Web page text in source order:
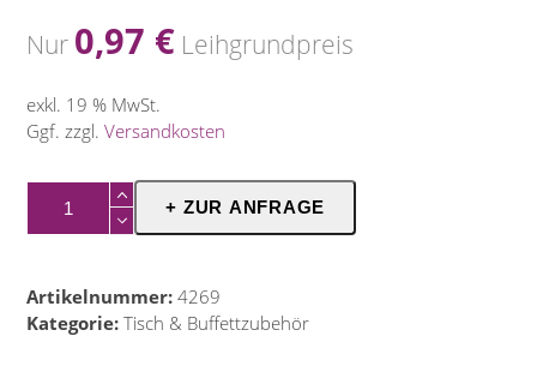
Nur 0,97 € Leihgrundpreis
exkl. 19 % MwSt.
Ggf. zzgl.Versandkosten
Brotkorb
+ ZUR ANFRAGE
Artikelnummer:4269
Kategorie:Tisch & Buffettzubehör